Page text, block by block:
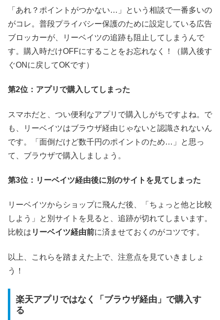
「あれ？ポイントがつかない…」という相談で一番多いの
がコレ。普段プライバシー保護のために設定している広告
ブロッカーが、リーベイツの追跡も阻止してしまうんで
す。購入時だけOFFにすることをお忘れなく！（購入後す
ぐONに戻してOKです）
第2位：アプリで購入してしまった
スマホだと、つい便利なアプリで購入しがちですよね。で
も、リーベイツはブラウザ経由じゃないと認識されないん
です。「面倒だけど数千円のポイントのため…」と思っ
て、ブラウザで購入しましょう。
第3位：リーベイツ経由後に別のサイトを見てしまった
リーベイツからショップに飛んだ後、「ちょっと他と比較
しよう」と別サイトを見ると、追跡が切れてしまいます。
比較は リーベイツ経由前に済ませておくのがコツです。
以上、これらを踏まえた上で、注意点を見ていきましょ
う！
楽天アプリではなく「ブラウザ経由」で購入す
る